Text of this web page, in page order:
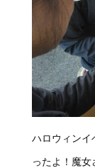
ハロウィン
ったよ！魔